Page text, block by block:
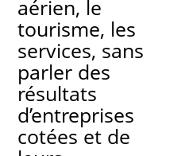
aérien, le
tourisme, les
services, sans
parler des
résultats
d’entreprises
cotées et de